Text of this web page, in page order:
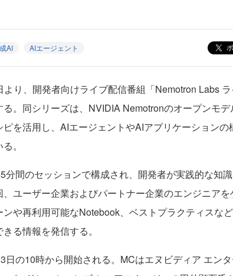
AI AIエージェント
り、開発者向けライブ配信番組「Nemotron Labs
る。同シリーズは、NVIDIA Nemotronのオープンモ
を活用し、AIエージェントやAIアプリケーションの
。
間のセッションで構成され、開発者が実践的な知
ユーザー企業およびパートナー企業のエンジニアを
や再利用可能なNotebook、ベストプラクティスな
る情報を発信する。
の10時から開始される。MCはエヌビディア エン